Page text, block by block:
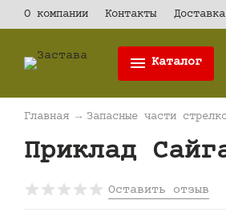
О компании Контакты
Каталог
Главная → Запасные части
Приклад
Оставить отзыв